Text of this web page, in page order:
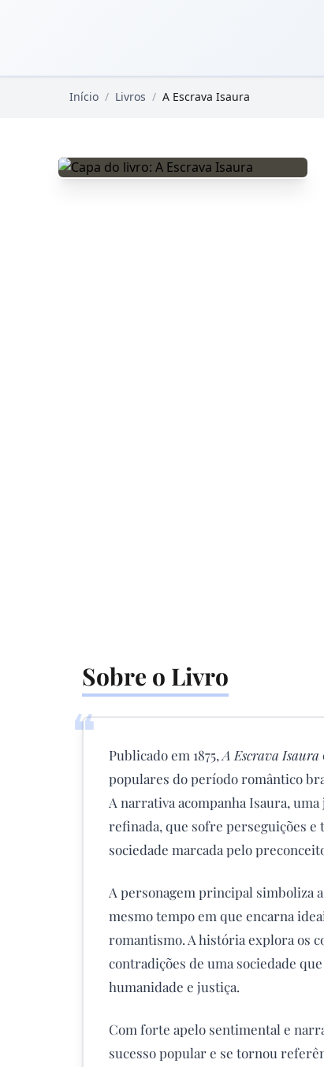
Início / Livros / A Escrava Isaura
Sobre o Livro
❝ Publicado em 1875, A Escrava Isaura
populares do período romântico
A narrativa acompanha Isaura,
refinada, que sofre perseguições e
sociedade marcada pelo
A personagem principal simboliza
mesmo tempo em que encarna
romantismo. A história explora os
contradições de uma sociedade
humanidade e justiça.
Com forte apelo sentimental e
sucesso popular e se tornou